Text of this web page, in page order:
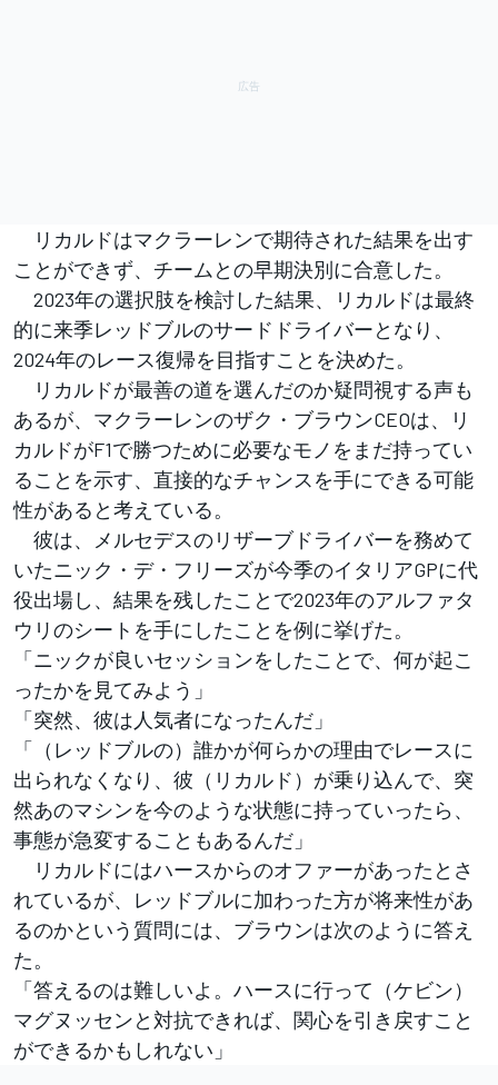
リカルドはマクラーレンで期待された結果を出す
ことができず、チームとの早期決別に合意した。
2023年の選択肢を検討した結果、リカルドは最終
的に来季レッドブルのサードドライバーとなり、
2024年のレース復帰を目指すことを決めた。
リカルドが最善の道を選んだのか疑問視する声も
あるが、マクラーレンのザク・ブラウンCEOは、リ
カルドがF1で勝つために必要なモノをまだ持ってい
ることを示す、直接的なチャンスを手にできる可能
性があると考えている。
彼は、メルセデスのリザーブドライバーを務めて
いたニック・デ・フリーズが今季のイタリアGPに代
役出場し、結果を残したことで2023年のアルファタ
ウリのシートを手にしたことを例に挙げた。
「ニックが良いセッションをしたことで、何が起こ
ったかを見てみよう」
「突然、彼は人気者になったんだ」
「（レッドブルの）誰かが何らかの理由でレースに
出られなくなり、彼（リカルド）が乗り込んで、突
然あのマシンを今のような状態に持っていったら、
事態が急変することもあるんだ」
リカルドにはハースからのオファーがあったとさ
れているが、レッドブルに加わった方が将来性があ
るのかという質問には、ブラウンは次のように答え
た。
「答えるのは難しいよ。ハースに行って（ケビン）
マグヌッセンと対抗できれば、関心を引き戻すこと
ができるかもしれない」